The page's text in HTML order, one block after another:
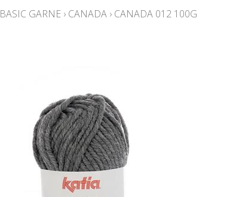
BASIC GARNE › CANADA › CANADA 012 100G